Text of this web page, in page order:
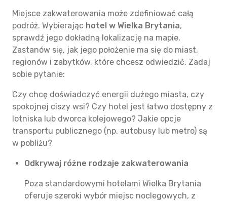
Miejsce zakwaterowania może zdefiniować całą
podróż. Wybierając hotel w Wielka Brytania,
sprawdź jego dokładną lokalizację na mapie.
Zastanów się, jak jego położenie ma się do miast,
regionów i zabytków, które chcesz odwiedzić. Zadaj
sobie pytanie:
Czy chcę doświadczyć energii dużego miasta, czy
spokojnej ciszy wsi? Czy hotel jest łatwo dostępny z
lotniska lub dworca kolejowego? Jakie opcje
transportu publicznego (np. autobusy lub metro) są
w pobliżu?
Odkrywaj różne rodzaje zakwaterowania
Poza standardowymi hotelami Wielka Brytania
oferuje szeroki wybór miejsc noclegowych, z